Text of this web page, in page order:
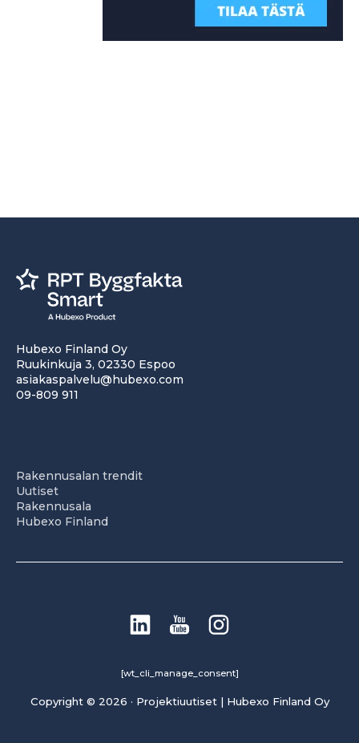
Hubexo Finland Oy
Ruukinkuja 3, 02330 Espoo
asiakaspalvelu@hubexo.com
09-809 911
Rakennusalan trendit
Uutiset
Rakennusala
Hubexo Finland
[wt_cli_manage_consent]
Copyright © 2026 · Projektiuutiset | Hubexo Finland Oy